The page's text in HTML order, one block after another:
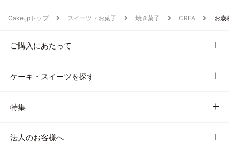
Cake.jpトップ スイーツ・お菓子 焼き菓子 CREA お歳
ご購入にあたって
ケーキ・スイーツを探す
特集
法人のお客様へ